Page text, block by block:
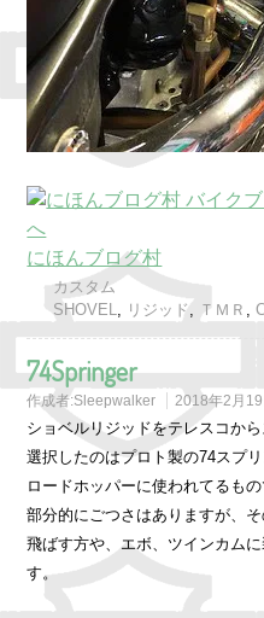
にほんブログ村
カスタム
SHOVEL, リジッド , ＴＭＲ ,
74Springer
作成者:Sleepwalker 2018年2月19
ショベルリジッドをテレスコから
選択したのはプロト製の74スプ
ロードホッパーに使われてるもの
部分的にごつさはありますが、
飛ばす方や、エボ、ツインカム
す。